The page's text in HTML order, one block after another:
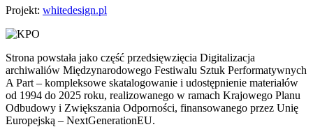
Projekt: whitedesign.pl
Strona powstała jako część przedsięwzięcia Digitalizacja
archiwaliów Międzynarodowego Festiwalu Sztuk Performatywnych
A Part – kompleksowe skatalogowanie i udostępnienie materiałów
od 1994 do 2025 roku, realizowanego w ramach Krajowego Planu
Odbudowy i Zwiększania Odporności, finansowanego przez Unię
Europejską – NextGenerationEU.